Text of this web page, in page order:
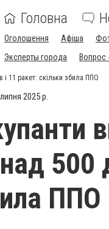
Головна
Оголошення Афіша
Эксперты города
Вопрос
і 11 ракет: скільки збила ППО
2025 р.
500
ППО